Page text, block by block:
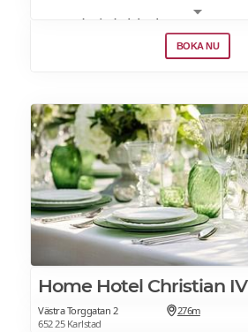
Boende i dubbelrum
BOKA NU
Home Hotel Christian IV
Västra Torggatan 2
652 25 Karlstad
276m